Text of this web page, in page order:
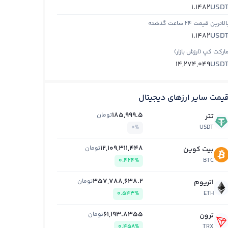
1.1482
قیمت ۲۴ ساعت گذشته
1.1482
مارکت کپ (ارزش بازار)
14,274,049
قیمت سایر ارزهای دیجیتال
تتر
USDT
185,999.5تومان
0%
بیت کوین
BTC
12,109,311,448تومان
0.424%
اتریوم
ETH
357,788,638.2تومان
0.543%
ترون 61,193.8355تومان